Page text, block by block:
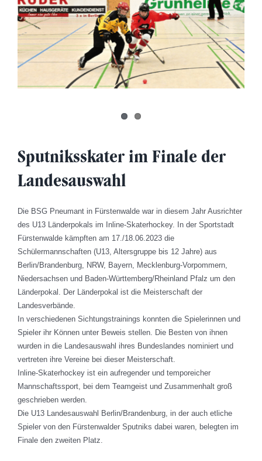
Sputniksskater im Finale der
Landesauswahl
Die BSG Pneumant in Fürstenwalde war in diesem Jahr Ausrichter
des U13 Länderpokals im Inline-Skaterhockey. In der Sportstadt
Fürstenwalde kämpften am 17./18.06.2023 die
Schülermannschaften (U13, Altersgruppe bis 12 Jahre) aus
Berlin/Brandenburg, NRW, Bayern, Mecklenburg-Vorpommern,
Niedersachsen und Baden-Württemberg/Rheinland Pfalz um den
Länderpokal. Der Länderpokal ist die Meisterschaft der
Landesverbände.
In verschiedenen Sichtungstrainings konnten die Spielerinnen und
Spieler ihr Können unter Beweis stellen. Die Besten von ihnen
wurden in die Landesauswahl ihres Bundeslandes nominiert und
vertreten ihre Vereine bei dieser Meisterschaft.
Inline-Skaterhockey ist ein aufregender und temporeicher
Mannschaftssport, bei dem Teamgeist und Zusammenhalt groß
geschrieben werden.
Die U13 Landesauswahl Berlin/Brandenburg, in der auch etliche
Spieler von den Fürstenwalder Sputniks dabei waren, belegten im
Finale den zweiten Platz.